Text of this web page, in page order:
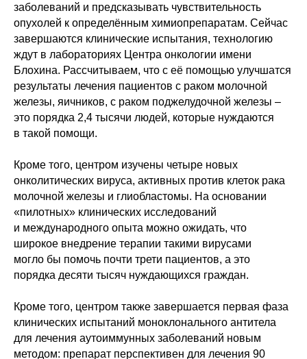
заболеваний и предсказывать чувствительность
опухолей к определённым химиопрепаратам. Сейчас
завершаются клинические испытания, технологию
ждут в лабораториях Центра онкологии имени
Блохина. Рассчитываем, что с её помощью улучшатся
результаты лечения пациентов с раком молочной
железы, яичников, с раком поджелудочной железы –
это порядка 2,4 тысячи людей, которые нуждаются
в такой помощи.
Кроме того, центром изучены четыре новых
онколитических вируса, активных против клеток рака
молочной железы и глиобластомы. На основании
«пилотных» клинических исследований
и международного опыта можно ожидать, что
широкое внедрение терапии такими вирусами
могло бы помочь почти трети пациентов, а это
порядка десяти тысяч нуждающихся граждан.
Кроме того, центром также завершается первая фаза
клинических испытаний моноклонального антитела
для лечения аутоиммунных заболеваний новым
методом: препарат перспективен для лечения 90